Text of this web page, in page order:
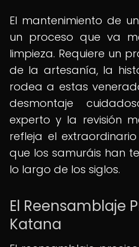
El mantenimiento de
un proceso que va
limpieza. Requiere un
de la artesanía, la
rodea a estas
desmontaje
experto y la revisión
refleja el
que los samuráis han
lo largo de los siglos.
El Reensamblaje
Katana